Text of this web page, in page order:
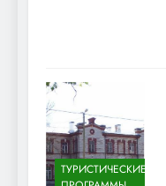
ТУРИСТИЧЕСКИЕ